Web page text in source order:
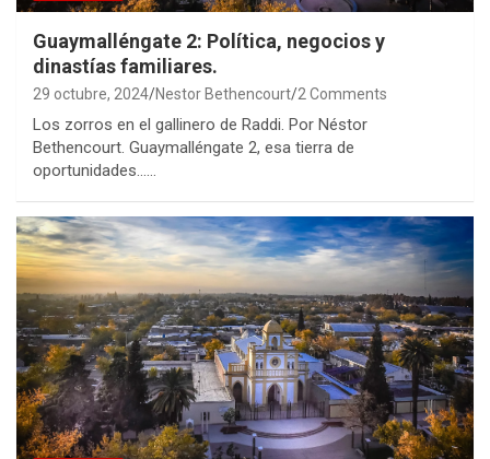
Guaymalléngate 2: Política, negocios y
dinastías familiares.
29 octubre, 2024 Nestor Bethencourt 2 Comments
Los zorros en el gallinero de Raddi. Por Néstor
Bethencourt. Guaymalléngate 2, esa tierra de
oportunidades……